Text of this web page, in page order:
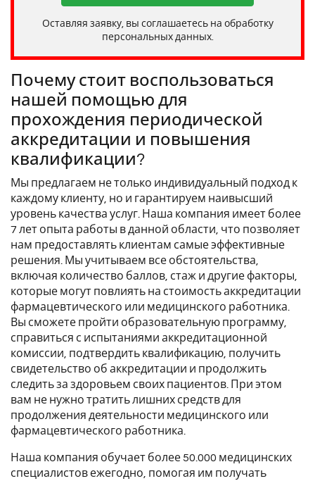
Оставляя заявку, вы соглашаетесь на обработку
персональных данных.
Почему стоит воспользоваться
нашей помощью для
прохождения периодической
аккредитации и повышения
квалификации?
Мы предлагаем не только индивидуальный подход к
каждому клиенту, но и гарантируем наивысший
уровень качества услуг. Наша компания имеет более
7 лет опыта работы в данной области, что позволяет
нам предоставлять клиентам самые эффективные
решения. Мы учитываем все обстоятельства,
включая количество баллов, стаж и другие факторы,
которые могут повлиять на стоимость аккредитации
фармацевтического или медицинского работника.
Вы сможете пройти образовательную программу,
справиться с испытаниями аккредитационной
комиссии, подтвердить квалификацию, получить
свидетельство об аккредитации и продолжить
следить за здоровьем своих пациентов. При этом
вам не нужно тратить лишних средств для
продолжения деятельности медицинского или
фармацевтического работника.
Наша компания обучает более 50.000 медицинских
специалистов ежегодно, помогая им получать